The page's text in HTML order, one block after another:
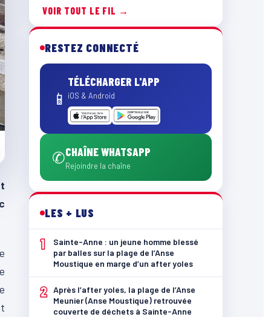
VOIR TOUT LE FIL →
RESTEZ CONNECTÉ
📱
TÉLÉCHARGER L'APP
iOS & Android
✆CHAÎNE WHATSAPP
Rejoindre la chaîne
LES + LUS
1
Sainte-Anne : un jeune homme blessé
par balles sur la plage de l’Anse
Moustique en marge d’un after yoles
2 Après l’after yoles, la plage de l’Anse
Meunier (Anse Moustique) retrouvée
couverte de déchets à Sainte-Anne